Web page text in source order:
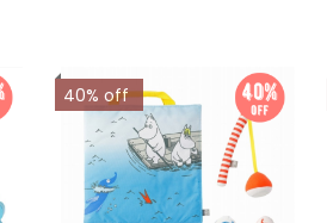
40% off